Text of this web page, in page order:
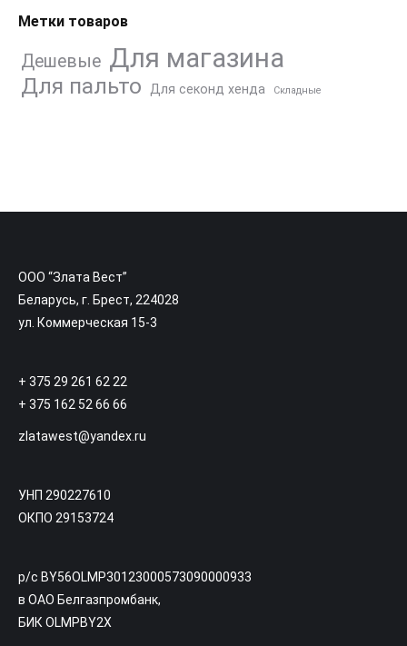
Метки товаров
Дешевые Для магазина
Для пальто Для секонд хенда Складные
ООО “Злата Вест”
Беларусь, г. Брест, 224028
ул. Коммерческая 15-3
+ 375 29 261 62 22
+ 375 162 52 66 66
zlatawest@yandex.ru
УНП 290227610
ОКПО 29153724
р/с BY56OLMP30123000573090000933
в ОАО Белгазпромбанк,
БИК OLMPBY2X